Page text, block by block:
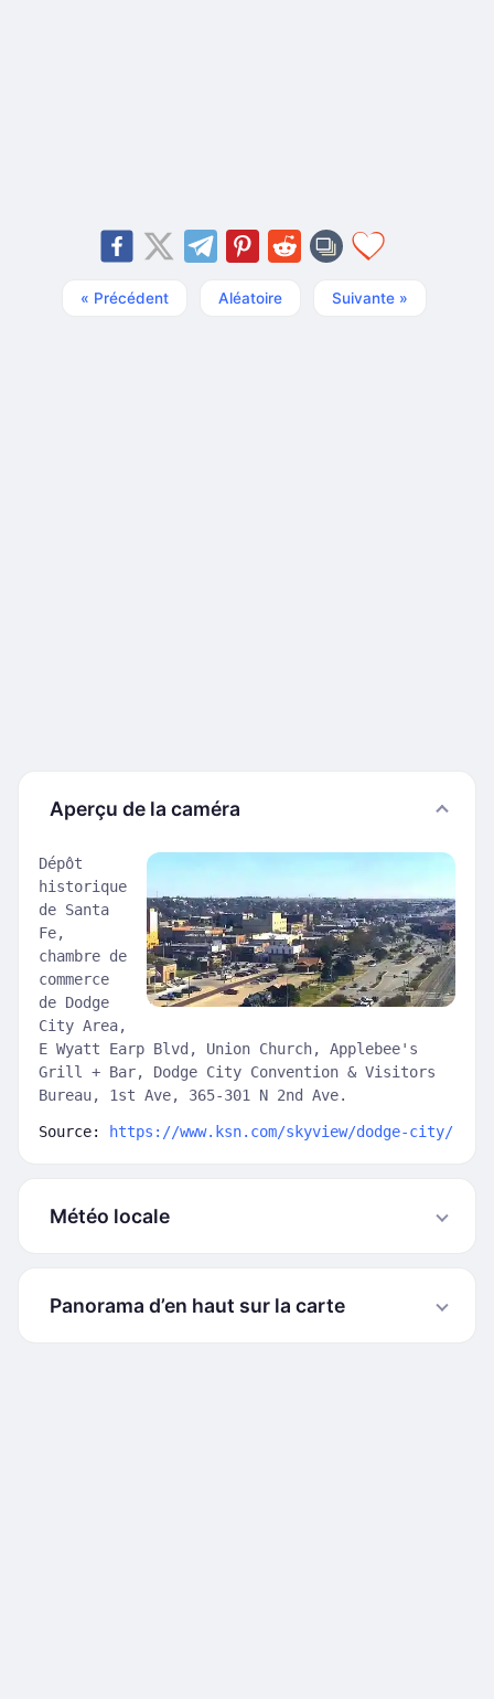
« Précédent Aléatoire Suivante »
Aperçu de la caméra
Dépôt
historique
de Santa
Fe,
chambre de
commerce
de Dodge
City Area,
E Wyatt Earp Blvd, Union Church, Applebee's
Grill + Bar, Dodge City Convention & Visitors
Bureau, 1st Ave, 365-301 N 2nd Ave.
Source: https://www.ksn.com/skyview/dodge-city/
Météo locale
Panorama d’en haut sur la carte